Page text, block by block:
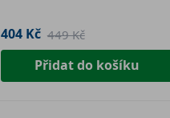
404 Kč 449 Kč
Přidat do košíku